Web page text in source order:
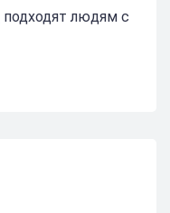
подходят людям с